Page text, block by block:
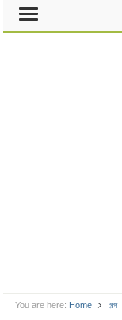
You are here: Home গল্প